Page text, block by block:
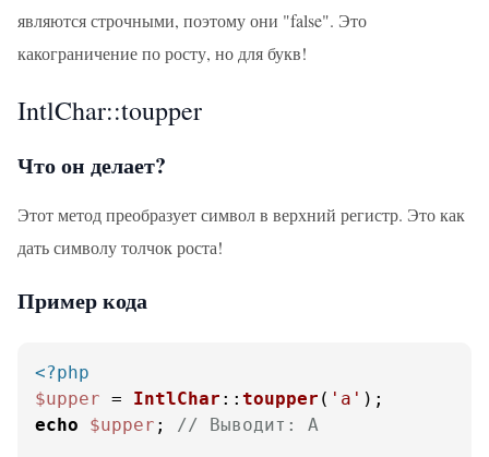
являются строчными, поэтому они "false". Это
какограничение по росту, но для букв!
IntlChar::toupper
Что он делает?
Этот метод преобразует символ в верхний регистр. Это как
дать символу толчок роста!
Пример кода
<?php
$upper = IntlChar :: toupper ( 'a'
echo
$upper ; // Выводит: A